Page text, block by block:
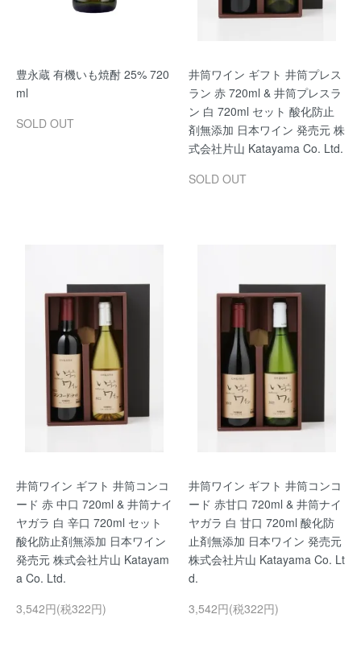
豊永蔵 有機いも焼酎 25% 720
ml
SOLD OUT
井筒ワイン ギフト 井筒プレス
ラン 赤 720ml & 井筒プレスラ
ン 白 720ml セット 酸化防止
剤無添加 日本ワイン 発売元 株
式会社片山 Katayama Co. Ltd.
SOLD OUT
井筒ワイン ギフト 井筒コンコ
ード 赤 中口 720ml & 井筒ナイ
ヤガラ 白 辛口 720ml セット
酸化防止剤無添加 日本ワイン
発売元 株式会社片山 Katayam
a Co. Ltd.
3,542円(税322円)
井筒ワイン ギフト 井筒コンコ
ード 赤甘口 720ml & 井筒ナイ
ヤガラ 白 甘口 720ml 酸化防
止剤無添加 日本ワイン 発売元
株式会社片山 Katayama Co. Lt
d.
3,542円(税322円)